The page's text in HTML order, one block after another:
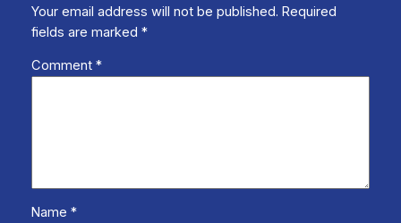
Your email address will not be published. Required
fields are marked *
Comment *
Name *